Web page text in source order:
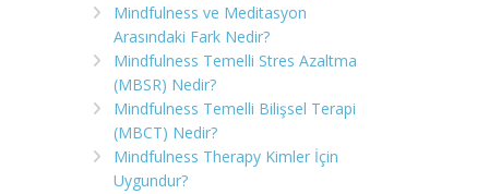
Mindfulness ve Meditasyon
Arasındaki Fark Nedir?
Mindfulness Temelli Stres Azaltma
(MBSR) Nedir?
Mindfulness Temelli Bilişsel Terapi
(MBCT) Nedir?
Mindfulness Therapy Kimler İçin
Uygundur?